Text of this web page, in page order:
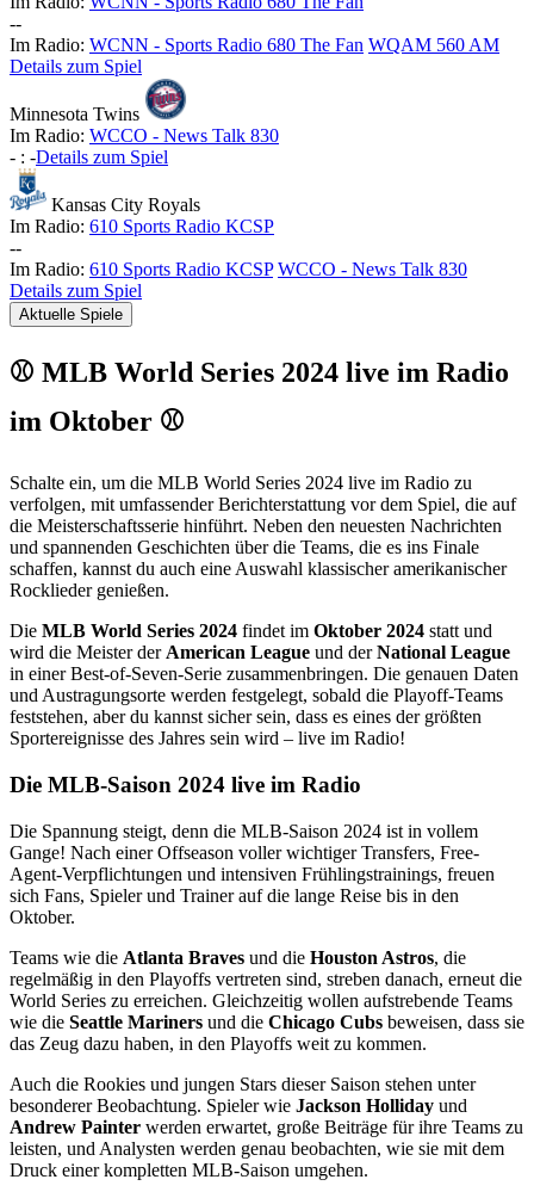
--
Im Radio: WCNN - Sports Radio 680 The Fan WQAM 560 AM
Details zum Spiel
Minnesota Twins
Im Radio: WCCO - News Talk 830
- : -Details zum Spiel
Kansas City Royals
Im Radio: 610 Sports Radio KCSP
--
Im Radio: 610 Sports Radio KCSP WCCO - News Talk 830
Details zum Spiel
Aktuelle Spiele
⚾ MLB World Series 2024 live im Radio
im Oktober ⚾
Schalte ein, um die MLB World Series 2024 live im Radio zu
verfolgen, mit umfassender Berichterstattung vor dem Spiel, die auf
die Meisterschaftsserie hinführt. Neben den neuesten Nachrichten
und spannenden Geschichten über die Teams, die es ins Finale
schaffen, kannst du auch eine Auswahl klassischer amerikanischer
Rocklieder genießen.
Die MLB World Series 2024 findet im Oktober 2024 statt und
wird die Meister der American League und derNational League
in einer Best-of-Seven-Serie zusammenbringen. Die genauen Daten
und Austragungsorte werden festgelegt, sobald die Playoff-Teams
feststehen, aber du kannst sicher sein, dass es eines der größten
Sportereignisse des Jahres sein wird – live im Radio!
Die MLB-Saison 2024 live im Radio
Die Spannung steigt, denn die MLB-Saison 2024 ist in vollem
Gange! Nach einer Offseason voller wichtiger Transfers, Free-
Agent-Verpflichtungen und intensiven Frühlingstrainings, freuen
sich Fans, Spieler und Trainer auf die lange Reise bis in den
Oktober.
Teams wie die Atlanta Braves und die Houston Astros, die
regelmäßig in den Playoffs vertreten sind, streben danach, erneut die
World Series zu erreichen. Gleichzeitig wollen aufstrebende Teams
wie die Seattle Mariners und die Chicago Cubs beweisen, dass sie
das Zeug dazu haben, in den Playoffs weit zu kommen.
Auch die Rookies und jungen Stars dieser Saison stehen unter
besonderer Beobachtung. Spieler wie Jackson Holliday und
Andrew Painter werden erwartet, große Beiträge für ihre Teams zu
leisten, und Analysten werden genau beobachten, wie sie mit dem
Druck einer kompletten MLB-Saison umgehen.